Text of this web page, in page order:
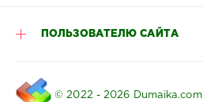
ПОЛЬЗОВАТЕЛЮ САЙТА
© 2022 - 2026 Dumaika.com